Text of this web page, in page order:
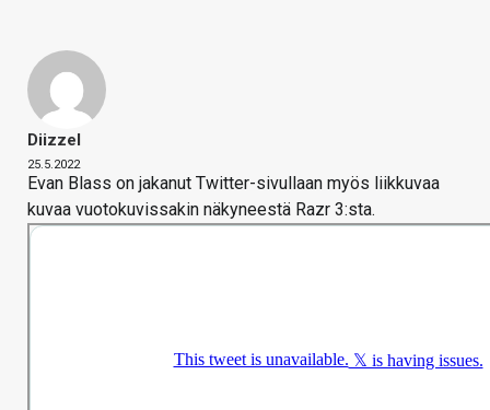
Diizzel
25.5.2022
Evan Blass on jakanut Twitter-sivullaan myös liikkuvaa
kuvaa vuotokuvissakin näkyneestä Razr 3:sta.